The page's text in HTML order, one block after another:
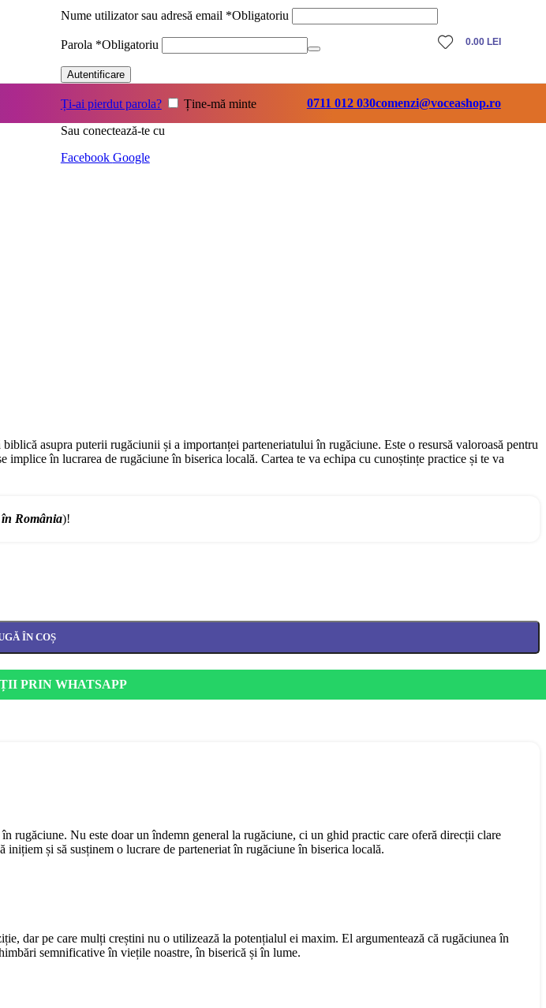
Nume utilizator sau adresă email *Obligatoriu
Parola *Obligatoriu
Autentificare
Ți-ai pierdut parola?
Ține-mă minte
Sau conectează-te cu
Facebook Google
0.00 LEI
0711 012 030comenzi@voceashop.ro
asupra puterii rugăciunii și a importanței parteneriatului în rugăciune. Este o resursă valoroasă pentru
implice în lucrarea de rugăciune în biserica locală. Cartea te va echipa cu cunoștințe practice și te va
România)!
ÎN COȘ
PRIN WHATSAPP
rugăciune. Nu este doar un îndemn general la rugăciune, ci un ghid practic care oferă direcții clare
și să susținem o lucrare de parteneriat în rugăciune în biserica locală.
dar pe care mulți creștini nu o utilizează la potențialul ei maxim. El argumentează că rugăciunea în
semnificative în viețile noastre, în biserică și în lume.